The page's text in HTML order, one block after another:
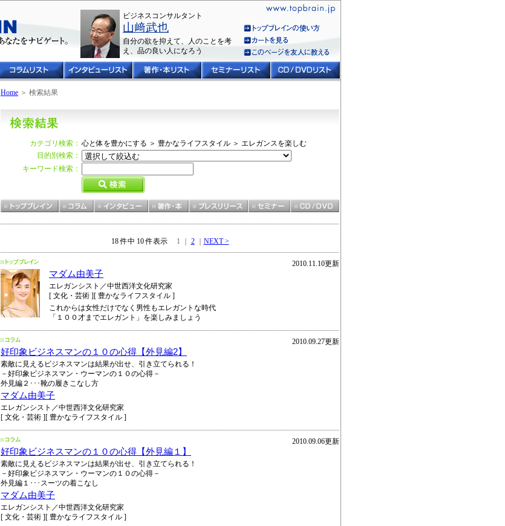
ビジネスコンサルタント
山﨑武也
自分の欲を抑えて、人のことを考
え、品の良い人になろう
Home ＞ 検索結果
カテゴリ検索： 心と体を豊かにする ＞ 豊かなライフスタイル ＞ エレガンスを楽しむ
目的別検索：
キーワード検索：
18 件中 10 件表示 1 ｜ 2｜ NEXT >
2010.11.10更新
マダム由美子
エレガンシスト／中世西洋文化研究家
[ 文化・芸術 ][ 豊かなライフスタイル ]
これからは女性だけでなく男性もエレガントな時代
「１００才までエレガント」を楽しみましょう
2010.09.27更新
好印象ビジネスマンの１０の心得【外見編2】
素敵に見えるビジネスマンは結果が出せ、引き立てられる！
－好印象ビジネスマン・ウーマンの１０の心得－
外見編２･･･靴の履きこなし方
マダム由美子
エレガンシスト／中世西洋文化研究家
[ 文化・芸術 ][ 豊かなライフスタイル ]
2010.09.06更新
好印象ビジネスマンの１０の心得【外見編１】
素敵に見えるビジネスマンは結果が出せ、引き立てられる！
－好印象ビジネスマン・ウーマンの１０の心得－
外見編１･･･スーツの着こなし
マダム由美子
エレガンシスト／中世西洋文化研究家
[ 文化・芸術 ][ 豊かなライフスタイル ]